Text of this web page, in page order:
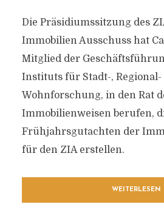
Die Präsidiumssitzung des
Immobilien Ausschuss hat
Mitglied der
Instituts für Stadt-, Regional-
Wohnforschung, in den Rat
Immobilienweisen berufen,
Frühjahrsgutachten der
für den ZIA erstellen.
WEITERLESEN